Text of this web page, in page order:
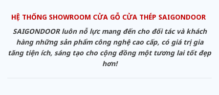
HỆ THỐNG SHOWROOM CỬA GỖ CỬA THÉP SAIGONDOOR
SAIGONDOOR luôn nỗ lực mang đến cho đối tác và khách
hàng những sản phẩm công nghệ cao cấp, có giá trị gia
tăng tiện ích, sáng tạo cho cộng đồng một tương lai tốt đẹp
hơn!